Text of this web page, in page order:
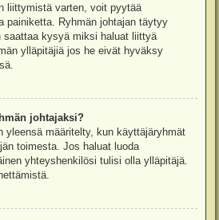
liittymistä varten, voit pyytää
painiketta. Ryhmän johtajan täytyy
saattaa kysyä miksi haluat liittyä
ylläpitäjiä jos he eivät hyväksy
johtajaksi?
yleensä määritelty, kun käyttäjäryhmät
toimesta. Jos haluat luoda
yhteyshenkilösi tulisi olla ylläpitäjä.